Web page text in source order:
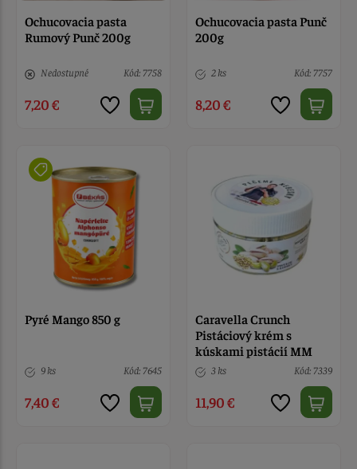
Ochucovacia pasta
Rumový Punč 200g
Nedostupné Kód: 7758
7,20 €
Ochucovacia pasta Punč
200g
2 ks Kód: 7757
8,20 €
Pyré Mango 850 g
9 ks Kód: 7645
7,40 €
Caravella Crunch
Pistáciový krém s
kúskami pistácií MM
250 g
3 ks Kód: 7339
11,90 €